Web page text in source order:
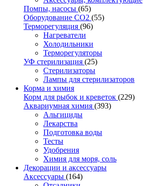
Помпы, насосы (65)
Оборудование CO2 (55)
Терморегуляция (96)
Нагреватели
Холодильники
Терморегуляторы
УФ стерилизация (25)
Стерилизаторы
Лампы для стерилизаторов
Корма и химия
Корм для рыбок и креветок (229)
Аквариумная химия (393)
Альгициды
Лекарства
Подготовка воды
Тесты
Удобрения
Химия для моря, соль
Декорации и аксессуары
Аксессуары (164)